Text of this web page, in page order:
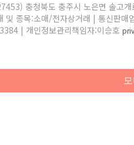
충청북도 충주시 노은면 솔고
종목:소매/전자상거래 | 통신판매
| 개인정보관리책임자:이승호